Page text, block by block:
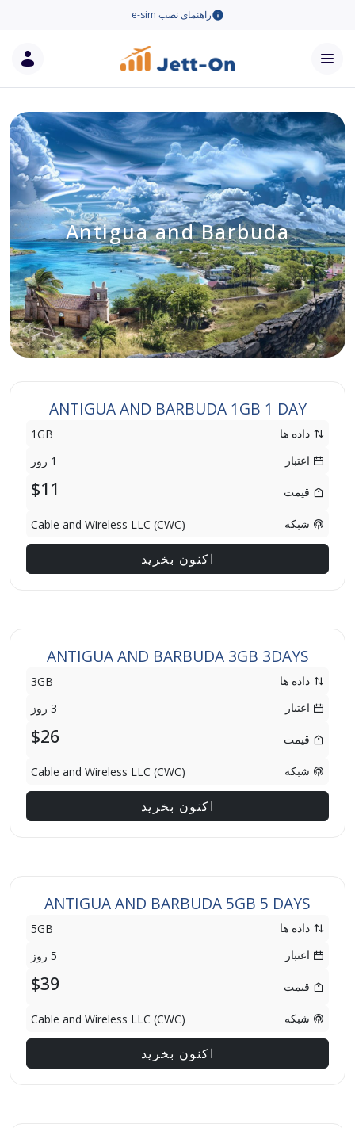
راهنمای نصب e-sim
Antigua and Barbuda
ANTIGUA AND BARBUDA 1GB 1 DAY
داده ها
1GB
اعتبار
1 روز
قیمت $11
شبکه Cable and Wireless LLC (CWC)
اکنون بخرید
ANTIGUA AND BARBUDA 3GB 3DAYS
داده ها
3GB
اعتبار
3 روز
قیمت $26
شبکه Cable and Wireless LLC (CWC)
اکنون بخرید
ANTIGUA AND BARBUDA 5GB 5 DAYS
داده ها
5GB
اعتبار
5 روز
قیمت $39
شبکه Cable and Wireless LLC (CWC)
اکنون بخرید